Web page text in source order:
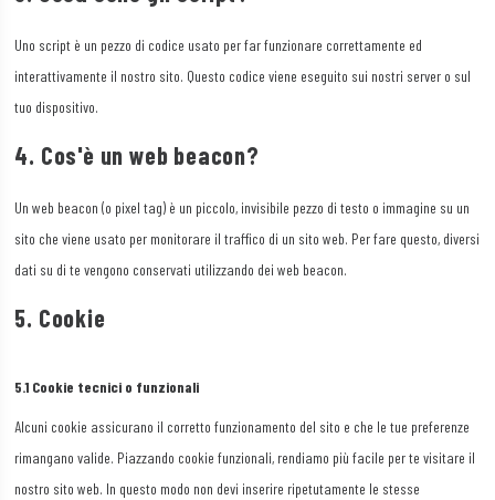
Uno script è un pezzo di codice usato per far funzionare correttamente ed
interattivamente il nostro sito. Questo codice viene eseguito sui nostri server o sul
tuo dispositivo.
4. Cos'è un web beacon?
Un web beacon (o pixel tag) è un piccolo, invisibile pezzo di testo o immagine su un
sito che viene usato per monitorare il traffico di un sito web. Per fare questo, diversi
dati su di te vengono conservati utilizzando dei web beacon.
5. Cookie
5.1 Cookie tecnici o funzionali
Alcuni cookie assicurano il corretto funzionamento del sito e che le tue preferenze
rimangano valide. Piazzando cookie funzionali, rendiamo più facile per te visitare il
nostro sito web. In questo modo non devi inserire ripetutamente le stesse